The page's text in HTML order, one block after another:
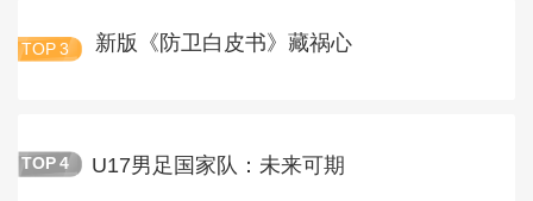
TOP 3 新版《防卫白皮书》藏祸心
TOP 4 U17男足国家队：未来可期